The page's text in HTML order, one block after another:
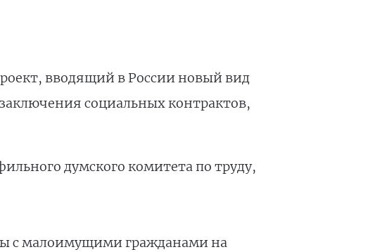
вводящий в России новый вид
социальных контрактов,
думского комитета по труду,
с малоимущими гражданами на